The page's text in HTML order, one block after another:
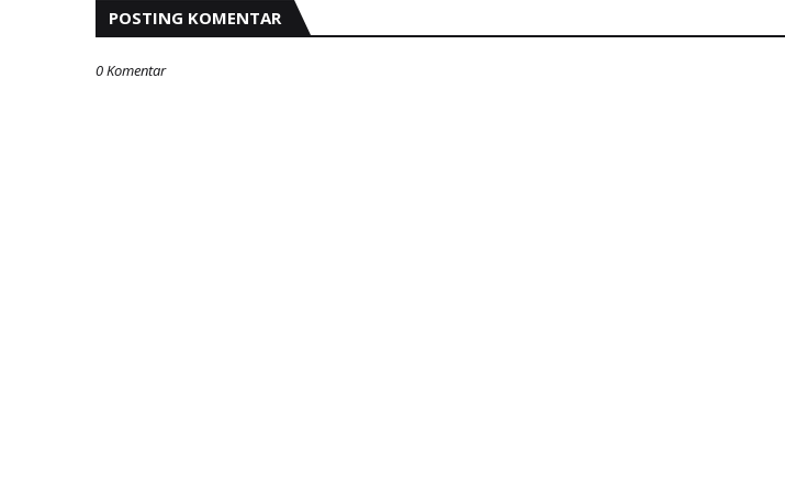
POSTING KOMENTAR
0 Komentar